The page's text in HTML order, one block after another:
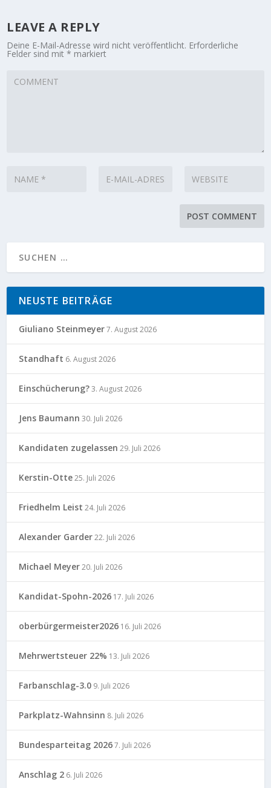
LEAVE A REPLY
Deine E-Mail-Adresse wird nicht veröffentlicht. Erforderliche
Felder sind mit* markiert
NEUSTE BEITRÄGE
Giuliano Steinmeyer7. August 2026
Standhaft 6. August 2026
Einschücherung?3. August 2026
Jens Baumann 30. Juli 2026
Kandidaten zugelassen 29. Juli 2026
Kerstin-Otte25. Juli 2026
Friedhelm Leist 24. Juli 2026
Alexander Garder22. Juli 2026
Michael Meyer20. Juli 2026
Kandidat-Spohn-2026 17. Juli 2026
oberbürgermeister2026 16. Juli 2026
Mehrwertsteuer 22% 13. Juli 2026
Farbanschlag-3.0 9. Juli 2026
Parkplatz-Wahnsinn 8. Juli 2026
Bundesparteitag 20267. Juli 2026
Anschlag 2 6. Juli 2026